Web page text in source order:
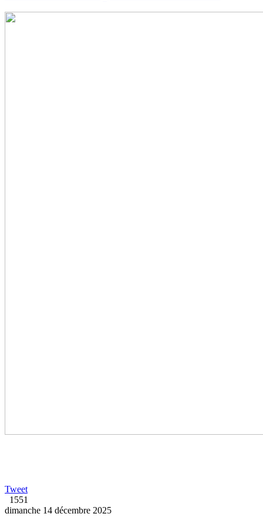
Tweet
1551
dimanche 14 décembre 2025